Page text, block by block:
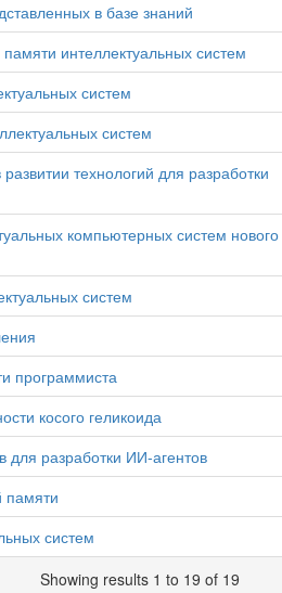
в базе знаний
интеллектуальных систем
систем
систем
технологий для разработки
компьютерных систем нового
систем
программиста
косого геликоида
разработки ИИ-агентов
памяти
систем
Showing results 1 to 19 of 19